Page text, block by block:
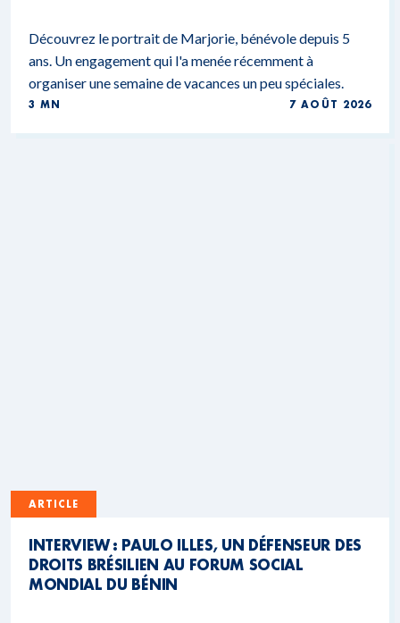
Découvrez le portrait de Marjorie, bénévole depuis 5
ans. Un engagement qui l'a menée récemment à
organiser une semaine de vacances un peu spéciales.
3 MN 7 AOÛT 2026
ARTICLE
INTERVIEW : PAULO ILLES, UN DÉFENSEUR DES
DROITS BRÉSILIEN AU FORUM SOCIAL
MONDIAL DU BÉNIN